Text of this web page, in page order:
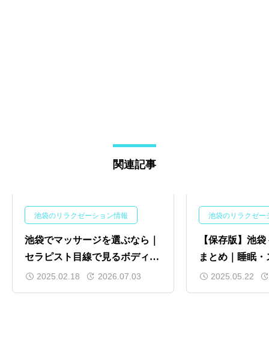
関連記事
池袋のリラクゼーション情報
池袋でマッサージを選ぶなら｜
セラピスト目線で見るボディケ
アの選び方
2025.02.18 2026.07.03
池袋のリラクゼー
【保存版】池
まとめ｜睡眠
神経・眼精疲
応
2025.05.22